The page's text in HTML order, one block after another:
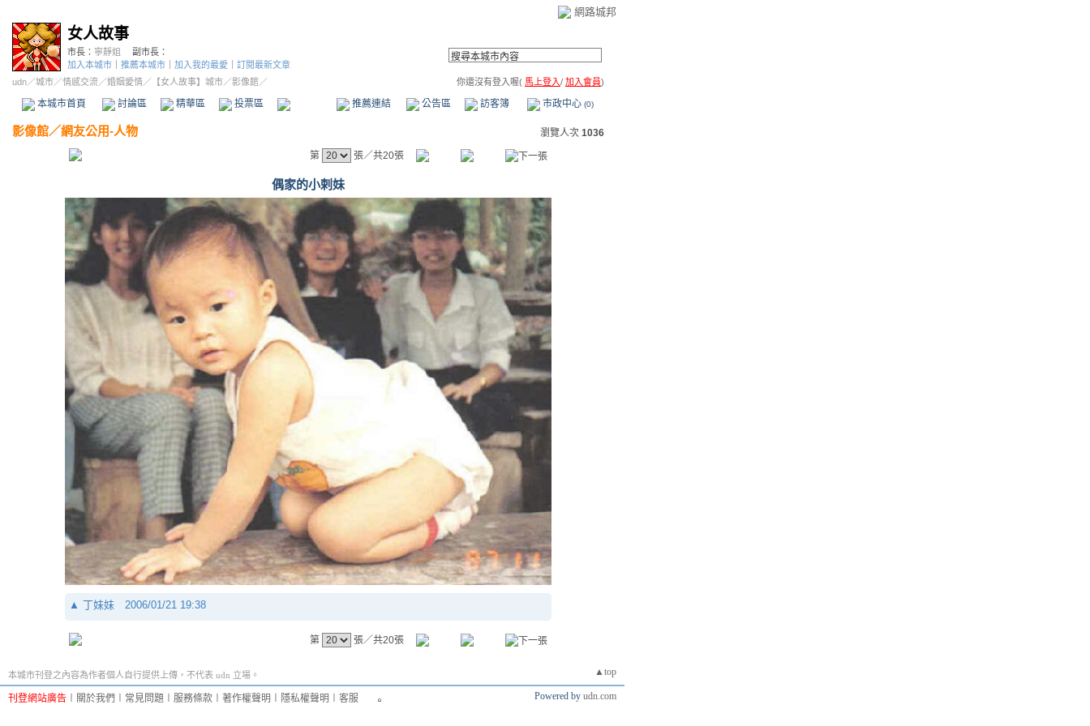
網路城邦
女人故事
市長： 寧靜姐
副市長：
加入本城市
推薦本城市 加入我的最愛
訂閱最新文章
udn／城市／情感交流／婚姻愛情／ 【女人故事】城市／影像館／ 你還沒有登入喔( 馬上登入/ 加入會員)
本城市首頁 討論區 精華區 投票區 影像館 推薦連結 公告區 訪客簿 市政中心 (0)
影像館／網友公用-人物 瀏覽人次 1036
第
張／共20張
偶家的小剌妹
▲ 丁妹妹 2006/01/21 19:38
第 張／共20張
▲top
本城市刊登之內容為作者個人自行提供上傳，不代表 udn 立場。
刊登網站廣告 關於我們 常見問題 服務條款 著作權聲明 隱私權聲明 客服 Powered by udn.com